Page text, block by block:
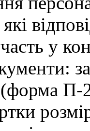
у
П-